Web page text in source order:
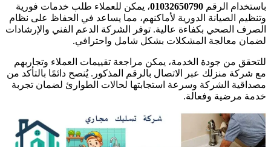
الرقم01032650790، يمكن للعملاء طلب خدمات فورية
الصيانة الدورية لأماكنهم، مما يساعد في الحفاظ على نظام
الصحي بكفاءة عالية. توفر الشركة الدعم الفني والإرشادات
معالجة المشكلات بشكل شامل واحترافي.
من جودة الخدمة، يمكن مراجعة تقييمات العملاء وتجاربهم
شركة منزلك عبر الاتصال بالرقم المذكور. يُنصح دائمًا بالتأكد من
الشركة وسرعة استجابتها لحالات الطوارئ لضمان تجربة
مرضية وفعالة.